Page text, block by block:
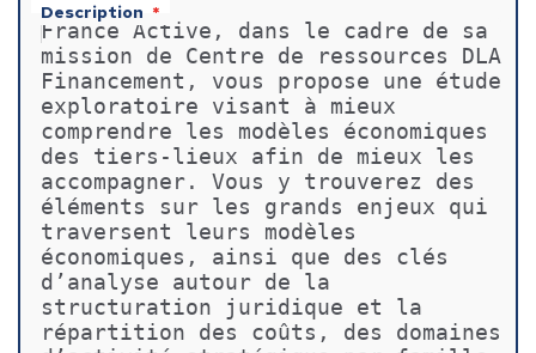
Description
France Active, dans le cadre de sa
mission de Centre de ressources DLA
Financement, vous propose une étude
exploratoire visant à mieux
comprendre les modèles économiques
des tiers-lieux afin de mieux les
accompagner. Vous y trouverez des
éléments sur les grands enjeux qui
traversent leurs modèles
économiques, ainsi que des clés
d’analyse autour de la
structuration juridique et la
répartition des coûts, des domaines